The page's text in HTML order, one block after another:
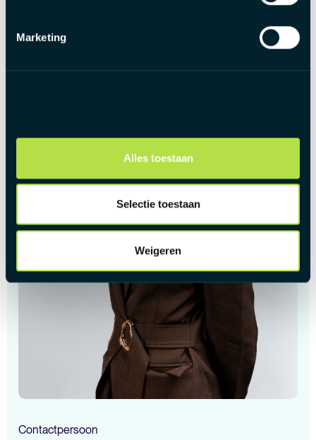
Marketing
Alles toestaan
Selectie toestaan
Weigeren
Contactpersoon